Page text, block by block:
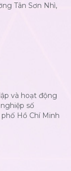
Tân Sơn Nhì,
và hoạt động
số
phố Hồ Chí Minh